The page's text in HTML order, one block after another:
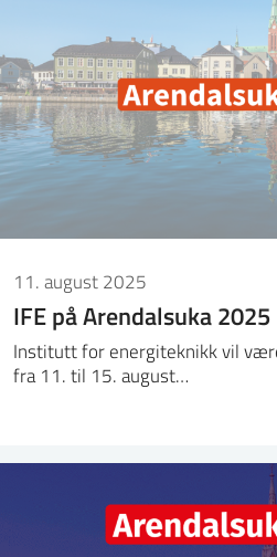
11. august 2025
IFE på Arendalsuka 2025
Institutt for energiteknikk vil
fra 11. til 15. august…